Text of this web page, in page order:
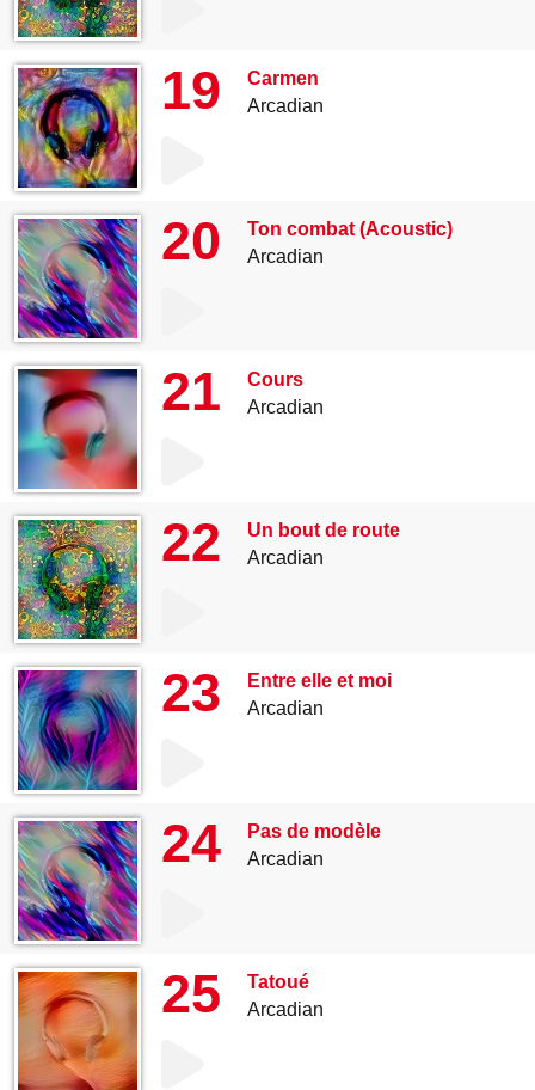
19
Carmen
Arcadian
20
Ton combat (Acoustic)
Arcadian
21
Cours
Arcadian
22
Un bout de route
Arcadian
23
Entre elle et moi
Arcadian
24
Pas de modèle
Arcadian
25
Tatoué
Arcadian